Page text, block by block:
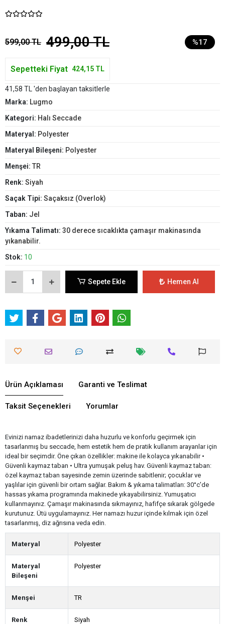
599,00 TL 499,00 TL %17
Sepetteki Fiyat 424,15 TL
41,58 TL 'den başlayan taksitlerle
Marka: Lugmo
Kategori: Halı Seccade
Materyal: Polyester
Materyal Bileşeni: Polyester
Menşei: TR
Renk: Siyah
Saçak Tipi: Saçaksız (Overlok)
Taban: Jel
Yıkama Talimatı: 30 derece sıcaklıkta çamaşır makinasında
yıkanabilir.
Stok: 10
Sepete Ekle Hemen Al
Ürün Açıklaması Garanti ve Teslimat
Taksit Seçenekleri Yorumlar
Evinizi namaz ibadetlerinizi daha huzurlu ve konforlu geçirmek için
tasarlanmış bu seccade, hem estetik hem de pratik kullanım arayanlar için
ideal bir seçimdir. Öne çıkan özellikler: makine ile kolayca yıkanabilir •
Güvenli kaymaz taban • Ultra yumuşak peluş hav. Güvenli kaymaz taban:
özel kaymaz taban sayesinde zemin üzerinde sabitlenir; çocuklar ve
yaşlılar için güvenli bir ortam sağlar. Bakım & yıkama talimatları: 30°c'de
hassas yıkama programında makinede yıkayabilirsiniz. Yumuşatıcı
kullanmayınız. Çamaşır makinasında sıkmayınız, hafifçe sıkarak gölgede
kurutunuz. Ütü uygulamayınız. Her namazı huzur içinde kılmak için özel
tasarlanmış, diz ağrısına veda edin.
Materyal Polyester
Materyal
Bileşeni
Polyester
Menşei TR
Renk Siyah